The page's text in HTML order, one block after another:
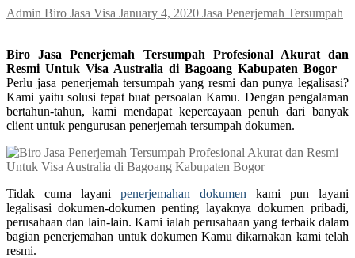
Admin Biro Jasa Visa January 4, 2020 Jasa Penerjemah Tersumpah
Biro Jasa Penerjemah Tersumpah Profesional Akurat dan
Resmi Untuk Visa Australia di Bagoang Kabupaten Bogor –
Perlu jasa penerjemah tersumpah yang resmi dan punya legalisasi?
Kami yaitu solusi tepat buat persoalan Kamu. Dengan pengalaman
bertahun-tahun, kami mendapat kepercayaan penuh dari banyak
client untuk pengurusan penerjemah tersumpah dokumen.
Tidak cuma layani penerjemahan dokumen kami pun layani
legalisasi dokumen-dokumen penting layaknya dokumen pribadi,
perusahaan dan lain-lain. Kami ialah perusahaan yang terbaik dalam
bagian penerjemahan untuk dokumen Kamu dikarnakan kami telah
resmi.